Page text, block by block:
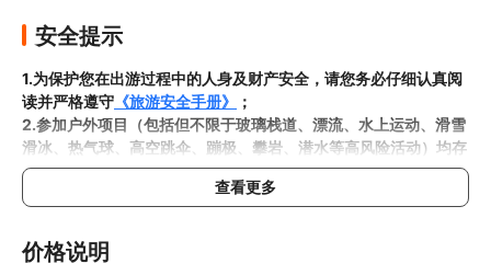
安全提示
1.为保护您在出游过程中的人身及财产安全，请您务必仔细认真阅
读并严格遵守 《旅游安全手册》
；
2.参加户外项目（包括但不限于玻璃栈道、漂流、水上运动、滑雪
滑冰、热气球、高空跳伞、蹦极、攀岩、潜水等高风险活动）均存
在一定风险，请您在参与相应项目之前充分了解《安全防护指
，在结合自身身体真实状况、年龄等情况并充分参考当地相关
3.禁止孕妇、患有高血压、心脏病等不适合刺激性游玩项目的疾病
患者及严重恐高、体质较弱的游客参加本产品内包含的项目，
查看更多
价格说明